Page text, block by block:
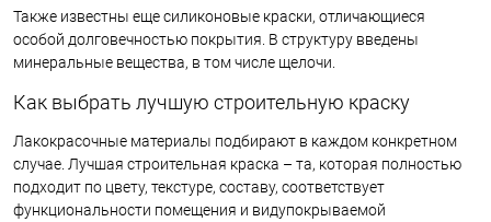
Также известны еще силиконовые краски, отличающиеся
особой долговечностью покрытия. В структуру введены
минеральные вещества, в том числе щелочи.
Как выбрать лучшую строительную краску
Лакокрасочные материалы подбирают в каждом конкретном
случае. Лучшая строительная краска – та, которая полностью
подходит по цвету, текстуре, составу, соответствует
функциональности помещения и видупокрываемой